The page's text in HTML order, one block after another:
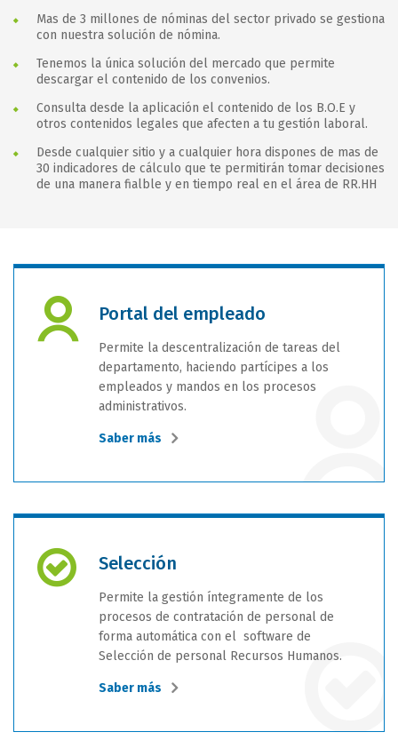
Mas de 3 millones de nóminas del sector privado se gestiona
con nuestra solución de nómina.
Tenemos la única solución del mercado que permite
descargar el contenido de los convenios.
Consulta desde la aplicación el contenido de los B.O.E y
otros contenidos legales que afecten a tu gestión laboral.
Desde cualquier sitio y a cualquier hora dispones de mas de
30 indicadores de cálculo que te permitirán tomar decisiones
de una manera fialble y en tiempo real en el área de RR.HH
Portal del empleado
Permite la descentralización de tareas del
departamento, haciendo partícipes a los
empleados y mandos en los procesos
administrativos.
Saber más
Selección
Permite la gestión íntegramente de los
procesos de contratación de personal de
forma automática con el software de
Selección de personal Recursos Humanos.
Saber más